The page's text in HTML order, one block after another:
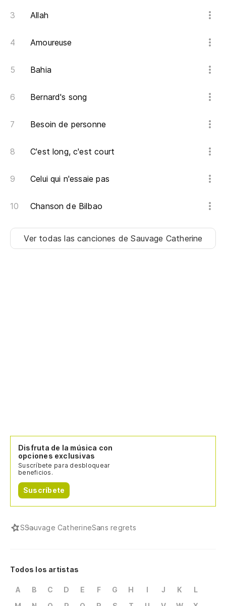
Allah
Amoureuse
Bahia
Bernard's song
Besoin de personne
C'est long, c'est court
Celui qui n'essaie pas
Chanson de Bilbao
Ver todas las canciones de Sauvage Catherine
Disfruta de la música con
opciones exclusivas
Suscríbete para desbloquear
beneficios.
Suscríbete
SSauvage CatherineSans regrets
Todos los artistas
A B C D E F G H I J K
L